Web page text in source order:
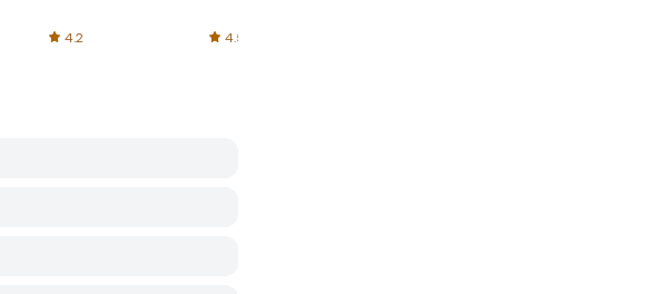
4.2 4.5